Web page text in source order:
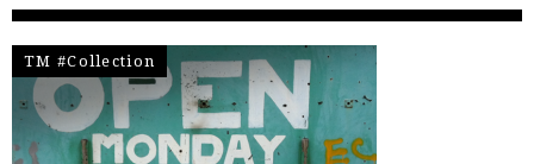
TM #Collection